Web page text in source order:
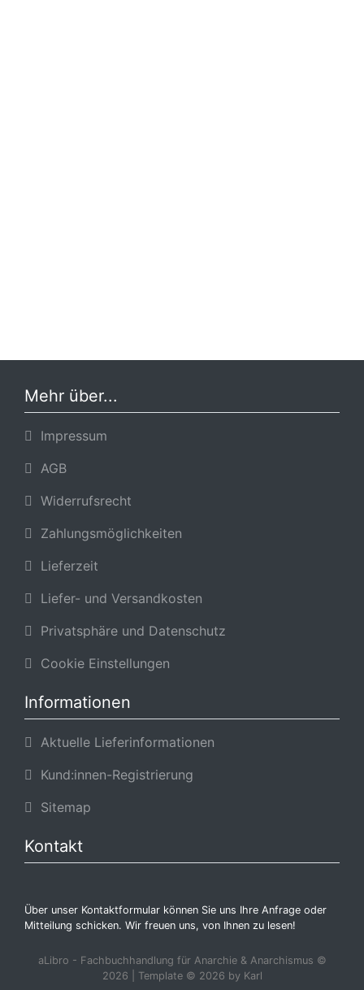
Mehr über...
Impressum
AGB
Widerrufsrecht
Zahlungsmöglichkeiten
Lieferzeit
Liefer- und Versandkosten
Privatsphäre und Datenschutz
Cookie Einstellungen
Informationen
Aktuelle Lieferinformationen
Kund:innen-Registrierung
Sitemap
Kontakt
Über unser Kontaktformular können Sie uns Ihre Anfrage oder
Mitteilung schicken. Wir freuen uns, von Ihnen zu lesen!
aLibro - Fachbuchhandlung für Anarchie & Anarchismus ©
2026 | Template © 2026 by Karl